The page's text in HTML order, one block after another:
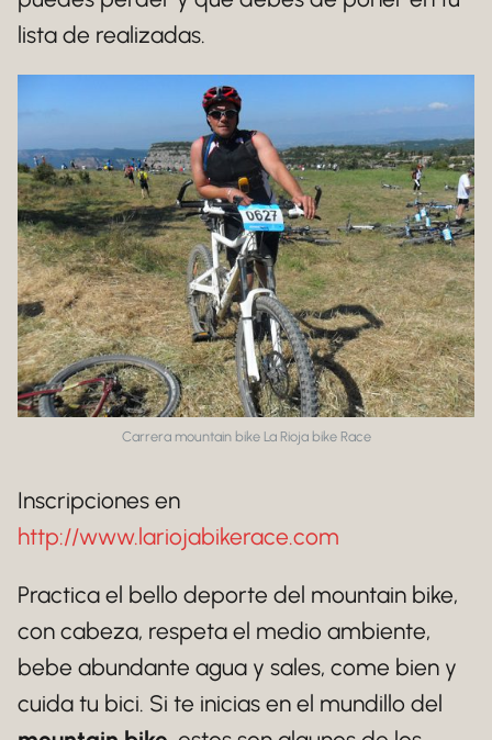
lista de realizadas.
Carrera mountain bike La Rioja bike Race
Inscripciones en
http://www.lariojabikerace.com
Practica el bello deporte del mountain bike,
con cabeza, respeta el medio ambiente,
bebe abundante agua y sales, come bien y
cuida tu bici. Si te inicias en el mundillo del